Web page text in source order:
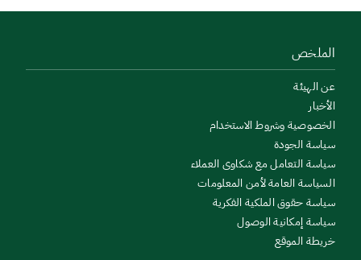
الملخص
عن الهيئة
الأخبار
الخصوصية وشروط الاستخدام
سياسة الجودة
سياسة التعامل مع شكاوى العملاء
السياسة العامة لأمن المعلومات
سياسة حقوق الملكية الفكرية
سياسة إمكانية الوصول
خريطة الموقع